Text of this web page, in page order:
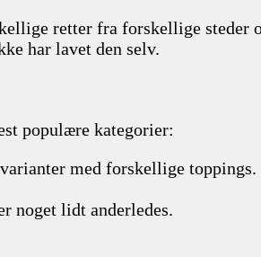
retter fra forskellige steder
har lavet den selv.
populære kategorier:
med forskellige toppings.
noget lidt anderledes.